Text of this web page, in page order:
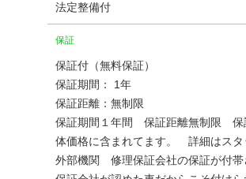
法定整備付
保証
保証付（無料保証）
保証期間： 1年
保証距離：無制限
保証期間１年間 保証距離無制限 保
体価格に含まれてます。 詳細はスタ
外部機関 修理保証会社の保証が付帯